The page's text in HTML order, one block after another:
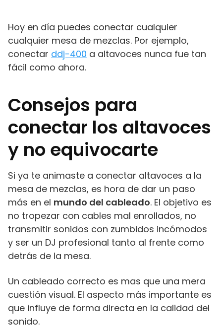
Hoy en día puedes conectar cualquier
cualquier mesa de mezclas. Por ejemplo,
conectar ddj-400 a altavoces nunca fue tan
fácil como ahora.
Consejos para
conectar los altavoces
y no equivocarte
Si ya te animaste a conectar altavoces a la
mesa de mezclas, es hora de dar un paso
más en el mundo del cableado. El objetivo es
no tropezar con cables mal enrollados, no
transmitir sonidos con zumbidos incómodos
y ser un DJ profesional tanto al frente como
detrás de la mesa.
Un cableado correcto es mas que una mera
cuestión visual. El aspecto más importante es
que influye de forma directa en la calidad del
sonido.